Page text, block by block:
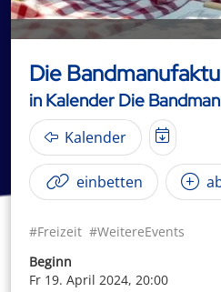
Die
in Kalender Die
Kalender
einbetten
#Freizeit #WeitereEvents
Beginn
Fr 19. April 2024, 20:00